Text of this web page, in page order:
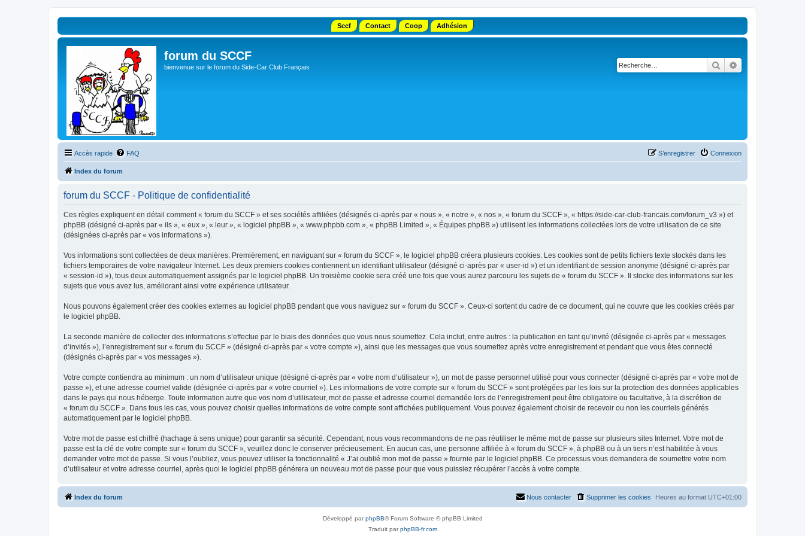
Sccf Contact Coop Adhésion
forum du SCCF
bienvenue sur le forum du Side-Car Club Français Rechercher
Accès rapide FAQ Connexion
S’enregistrer
Index du forum
forum du SCCF - Politique de confidentialité
Ces règles expliquent en détail comment « forum du SCCF » et ses sociétés affiliées (désignés ci-après par « nous », « notre », « nos », « forum du SCCF », « https://side-car-club-francais.com/forum_v3 ») et
phpBB (désigné ci-après par « ils », « eux », « leur », « logiciel phpBB », « www.phpbb.com », « phpBB Limited », « Équipes phpBB ») utilisent les informations collectées lors de votre utilisation de ce site
(désignées ci-après par « vos informations »).
Vos informations sont collectées de deux manières. Premièrement, en naviguant sur « forum du SCCF », le logiciel phpBB créera plusieurs cookies. Les cookies sont de petits fichiers texte stockés dans les
fichiers temporaires de votre navigateur Internet. Les deux premiers cookies contiennent un identifiant utilisateur (désigné ci-après par « user-id ») et un identifiant de session anonyme (désigné ci-après par
« session-id »), tous deux automatiquement assignés par le logiciel phpBB. Un troisième cookie sera créé une fois que vous aurez parcouru les sujets de « forum du SCCF ». Il stocke des informations sur les
sujets que vous avez lus, améliorant ainsi votre expérience utilisateur.
Nous pouvons également créer des cookies externes au logiciel phpBB pendant que vous naviguez sur « forum du SCCF ». Ceux-ci sortent du cadre de ce document, qui ne couvre que les cookies créés par
le logiciel phpBB.
La seconde manière de collecter des informations s’effectue par le biais des données que vous nous soumettez. Cela inclut, entre autres : la publication en tant qu’invité (désignée ci-après par « messages
d’invités »), l’enregistrement sur « forum du SCCF » (désigné ci-après par « votre compte »), ainsi que les messages que vous soumettez après votre enregistrement et pendant que vous êtes connecté
(désignés ci-après par « vos messages »).
Votre compte contiendra au minimum : un nom d’utilisateur unique (désigné ci-après par « votre nom d’utilisateur »), un mot de passe personnel utilisé pour vous connecter (désigné ci-après par « votre mot de
passe »), et une adresse courriel valide (désignée ci-après par « votre courriel »). Les informations de votre compte sur « forum du SCCF » sont protégées par les lois sur la protection des données applicables
dans le pays qui nous héberge. Toute information autre que vos nom d’utilisateur, mot de passe et adresse courriel demandée lors de l’enregistrement peut être obligatoire ou facultative, à la discrétion de
« forum du SCCF ». Dans tous les cas, vous pouvez choisir quelles informations de votre compte sont affichées publiquement. Vous pouvez également choisir de recevoir ou non les courriels générés
automatiquement par le logiciel phpBB.
Votre mot de passe est chiffré (hachage à sens unique) pour garantir sa sécurité. Cependant, nous vous recommandons de ne pas réutiliser le même mot de passe sur plusieurs sites Internet. Votre mot de
passe est la clé de votre compte sur « forum du SCCF », veuillez donc le conserver précieusement. En aucun cas, une personne affiliée à « forum du SCCF », à phpBB ou à un tiers n’est habilitée à vous
demander votre mot de passe. Si vous l’oubliez, vous pouvez utiliser la fonctionnalité « J’ai oublié mon mot de passe » fournie par le logiciel phpBB. Ce processus vous demandera de soumettre votre nom
d’utilisateur et votre adresse courriel, après quoi le logiciel phpBB générera un nouveau mot de passe pour que vous puissiez récupérer l’accès à votre compte.
Index du forum Heures au format UTC+01:00
Supprimer les cookies
Nous contacter
Développé parphpBB® Forum Software © phpBB Limited
Traduit parphpBB-fr.com